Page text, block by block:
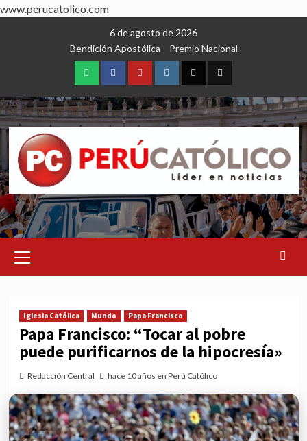
www.perucatolico.com
6 de agosto de 2026
Bendición Apostólica
Premio Nacional
WhatsAppFacebookYoutubeInstagram
X TikTok
Menu
Iglesia Católica Mundo Papa Francisco
Papa Francisco: “Tocar al pobre
puede purificarnos de la hipocresía»
Redacción Central hace 10 años en Perú Católico